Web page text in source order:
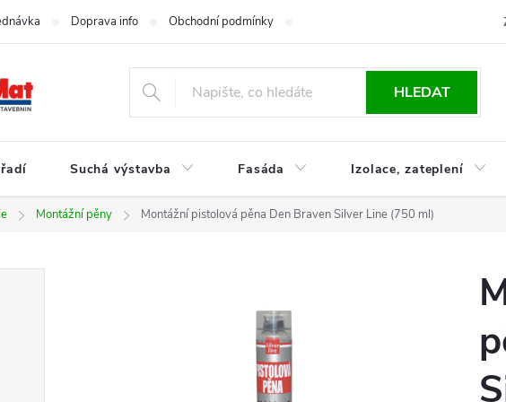
Doprava info Obchodní podmínky
HLEDAT
Suchá výstavba Fasáda Izolace, zateplení
Montážní pěny Montážní pistolová pěna Den Braven Silver Line (750 ml)